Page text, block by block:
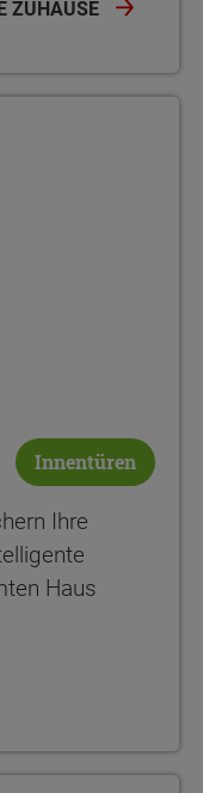
ZUHAUSE
Innentüren
Ihre
Haus